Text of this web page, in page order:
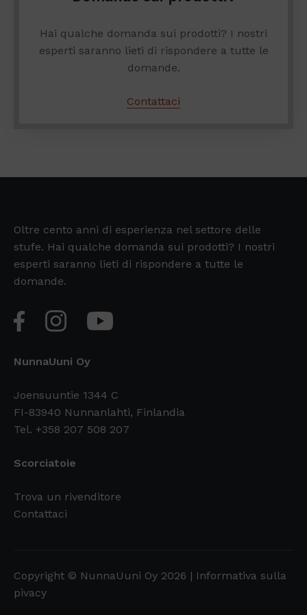
Hai qualche domanda sui prodotti? I nostri
esperti saranno lieti di rispondere a tutte le
domande.
Contattaci
Oltre cento anni di esperienza nel settore delle
stufe. Hai qualche domanda sui prodotti? I nostri
esperti saranno lieti di rispondere a tutte le
domande.
NunnaUuni Oy
Joensuuntie 1344 C
FI-83940 Nunnanlahti, Finlandia
Tel. +358 207 508 207
Scorciatoie
Trova un rivenditore
Contattaci
Copyright © NunnaUuni Oy 2026 | Informativa sulla
pivacy